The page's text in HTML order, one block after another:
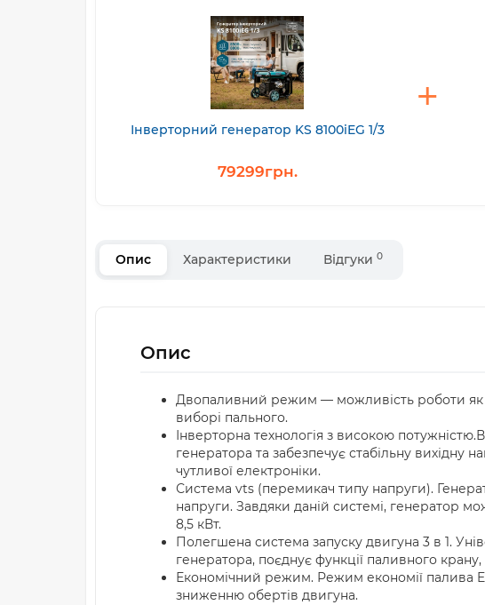
Інверторний генератор KS 8100iEG 1/3
79299грн.
Опис Характеристики Відгуки 0
Опис
Двопаливний режим — можливість роботи як на
виборі пального.
Інверторна технологія з високою
генератора та забезпечує стабільну вихідну
чутливої електроніки.
Система vts (перемикач типу напруги).
напруги. Завдяки даній системі, генератор
8,5 кВт.
Полегшена система запуску двигуна 3 в 1.
генератора, поєднує функції паливного
Економічний режим. Режим економії палива
зниженню обертів двигуна.